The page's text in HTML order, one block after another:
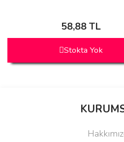
58,88 TL
Stokta Yok